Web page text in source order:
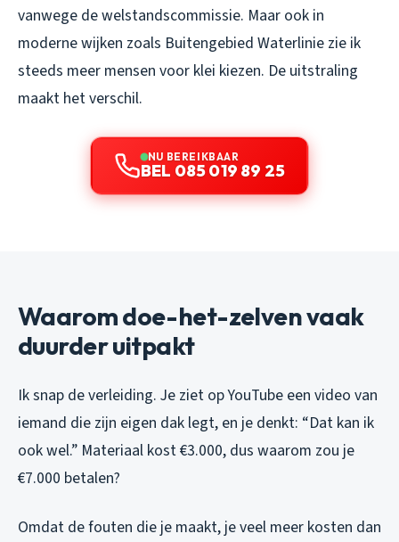
vanwege de welstandscommissie. Maar ook in
moderne wijken zoals Buitengebied Waterlinie zie ik
steeds meer mensen voor klei kiezen. De uitstraling
maakt het verschil.
NU BEREIKBAAR
BEL 085 019 89 25
Waarom doe-het-zelven vaak
duurder uitpakt
Ik snap de verleiding. Je ziet op YouTube een video van
iemand die zijn eigen dak legt, en je denkt: “Dat kan ik
ook wel.” Materiaal kost €3.000, dus waarom zou je
€7.000 betalen?
Omdat de fouten die je maakt, je veel meer kosten dan